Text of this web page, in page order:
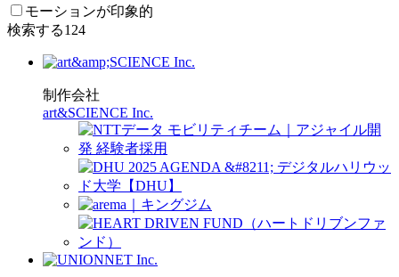
モーションが印象的
検索する124
制作会社
art&SCIENCE Inc.